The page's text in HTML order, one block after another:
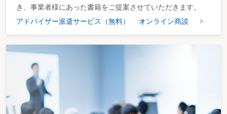
き、事業者様にあった書籍をご提案させていただきます。
アドバイザー派遣サービス（無料）
オンライン商談